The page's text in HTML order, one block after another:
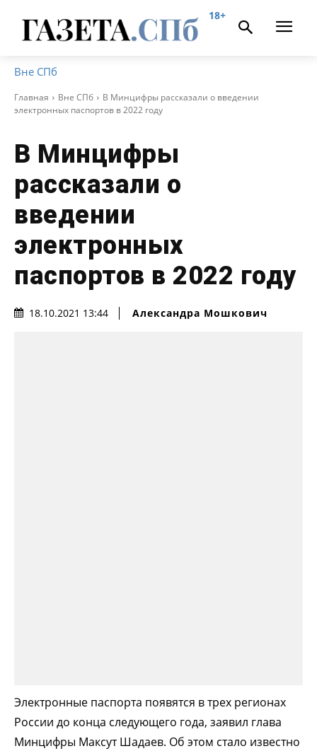
18+
Вне СПб
Главная Вне СПб
В Минцифры рассказали о введении
электронных паспортов в 2022 году
В Минцифры
рассказали о
введении
электронных
паспортов в 2022 году
18.10.2021 13:44 Александра Мошкович
Электронные паспорта появятся в трех регионах
России до конца следующего года, заявил глава
Минцифры Максут Шадаев. Об этом стало известно